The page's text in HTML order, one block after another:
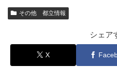
その他 都立情報
シェア
X